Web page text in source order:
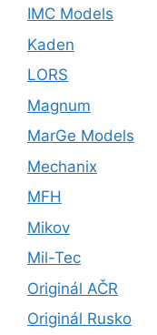
IMC Models
Kaden
LORS
Magnum
MarGe Models
Mechanix
MFH
Mikov
Mil-Tec
Originál AČR
Originál Rusko